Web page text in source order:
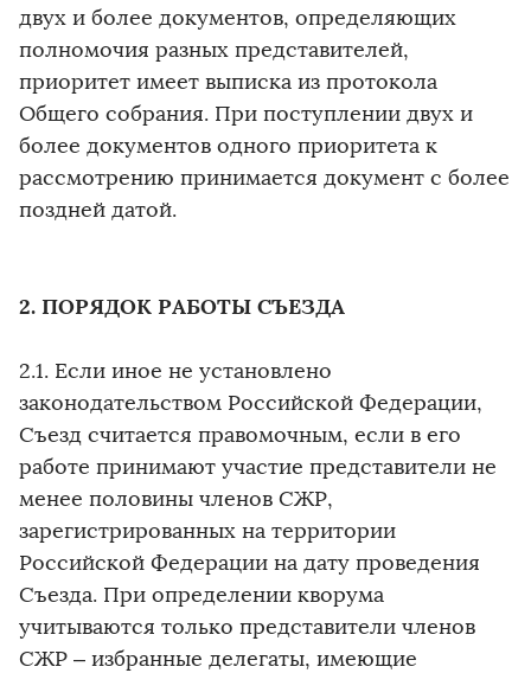
двух и более документов, определяющих
полномочия разных представителей,
приоритет имеет выписка из протокола
Общего собрания. При поступлении двух и
более документов одного приоритета к
рассмотрению принимается документ с более
поздней датой.
2. ПОРЯДОК РАБОТЫ СЪЕЗДА
2.1. Если иное не установлено
законодательством Российской Федерации,
Съезд считается правомочным, если в его
работе принимают участие представители не
менее половины членов СЖР,
зарегистрированных на территории
Российской Федерации на дату проведения
Съезда. При определении кворума
учитываются только представители членов
СЖР – избранные делегаты, имеющие